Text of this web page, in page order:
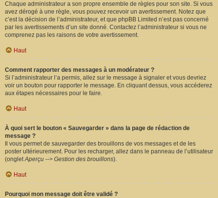
Chaque administrateur a son propre ensemble de règles pour son site. Si vous
avez dérogé à une règle, vous pouvez recevoir un avertissement. Notez que
c’est la décision de l’administrateur, et que phpBB Limited n’est pas concerné
par les avertissements d’un site donné. Contactez l’administrateur si vous ne
comprenez pas les raisons de votre avertissement.
Haut
Comment rapporter des messages à un modérateur ?
Si l’administrateur l’a permis, allez sur le message à signaler et vous devriez
voir un bouton pour rapporter le message. En cliquant dessus, vous accéderez
aux étapes nécessaires pour le faire.
Haut
À quoi sert le bouton « Sauvegarder » dans la page de rédaction de
message ?
Il vous permet de sauvegarder des brouillons de vos messages et de les
poster ultérieurement. Pour les recharger, allez dans le panneau de l’utilisateur
(ongletAperçu --> Gestion des brouillons).
Haut
Pourquoi mon message doit être validé ?